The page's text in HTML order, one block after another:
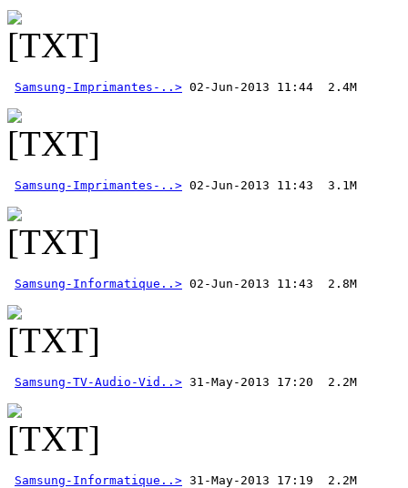
Samsung-Imprimantes-..>
Samsung-Imprimantes-..>
Samsung-Informatique..> 02-Jun-2013 11:43  2.8M
Samsung-TV-Audio-Vid..>
Samsung-Informatique..>